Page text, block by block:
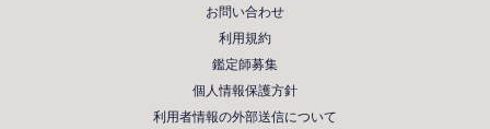
お問い合わせ
利用規約
鑑定師募集
個人情報保護方針
利用者情報の外部送信について